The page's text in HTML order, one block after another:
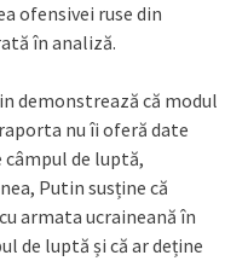
ofensivei ruse din
în analiză.
demonstrează că modul
nu îi oferă date
câmpul de luptă,
Putin susține că
armata ucraineană în
de luptă și că ar deține